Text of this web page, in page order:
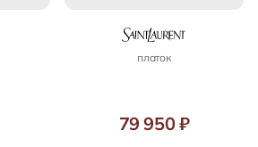
платок
79 950 ₽